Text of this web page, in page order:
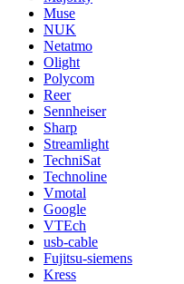
Muse
NUK
Netatmo
Olight
Polycom
Reer
Sennheiser
Sharp
Streamlight
TechniSat
Technoline
Vmotal
Google
VTEch
usb-cable
Fujitsu-siemens
Kress